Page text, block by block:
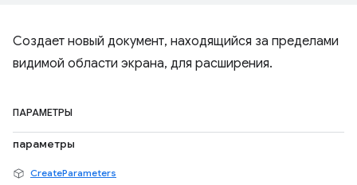
Создает новый документ, находящийся за пределами
видимой области экрана, для расширения.
ПАРАМЕТРЫ
параметры
CreateParameters